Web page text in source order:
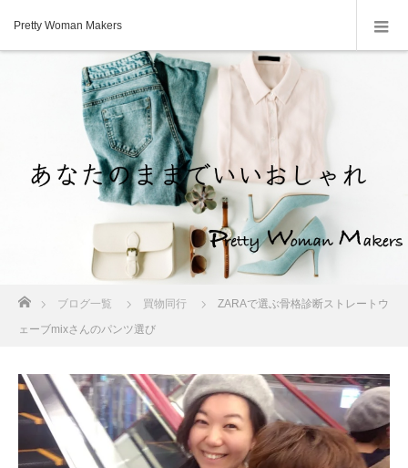
Pretty Woman Makers
ブログ一覧 買物同行
ZARAで選ぶ骨格診断ストレートウ
ェーブmixさんのパンツ選び